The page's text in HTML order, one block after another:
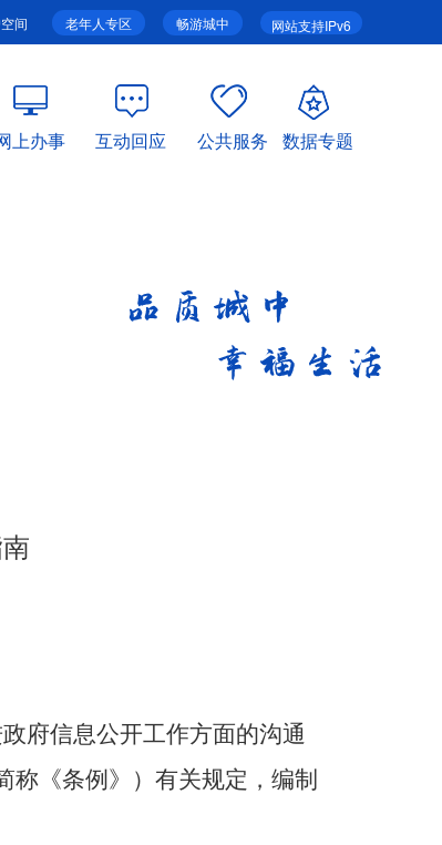
网站支持IPv6
畅游城中
老年人专区
间
上办事 互动回应 公共服务 数据专题
府信息公开工作方面的沟通
称《条例》）有关规定，编制